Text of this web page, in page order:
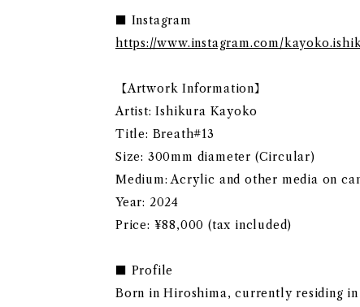
■ Instagram
https://www.instagram.com/
【Artwork Information】
Artist: Ishikura Kayoko
Title: Breath#13
Size: 300mm diameter (Circular)
Medium: Acrylic and other media on
Year: 2024
Price: ¥88,000 (tax included)
■ Profile
Born in Hiroshima, currently residing